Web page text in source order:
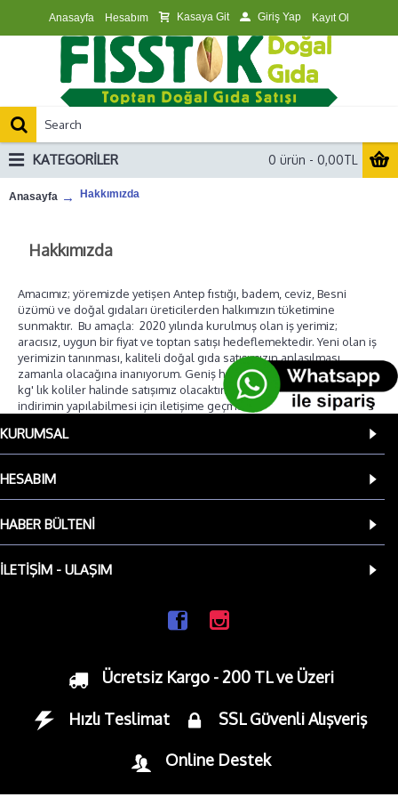
Anasayfa Hesabım Kasaya Git Giriş Yap Kayıt Ol
0 ürün - 0,00TL
KATEGORILER
Anasayfa Hakkımızda
Hakkımızda
Amacımız; yöremizde yetişen Antep fıstığı, badem, ceviz, Besni
üzümü ve doğal gıdaları üreticilerden halkımızın tüketimine
sunmaktır. Bu amaçla: 2020 yılında kurulmuş olan iş yerimiz;
aracısız, uygun bir fiyat ve toptan satışı hedeflemektedir. Yeni olan iş
yerimizin tanınması, kaliteli doğal gıda satışımızın anlaşılması
zamanla olacağına inanıyorum. Geniş halk kitlelerine ulaşmak için 5
kg' lık koliler halinde satışımız olacaktır. 50 kg ve üstü alışverişlerde
indirimin yapılabilmesi için iletişime geçmenizi tavsiye ederiz.
KURUMSAL
HESABIM
HABER BÜLTENI
İLETIŞIM - ULAŞIM
Ücretsiz Kargo - 200 TL ve Üzeri
Hızlı Teslimat SSL Güvenli Alışveriş
Online Destek